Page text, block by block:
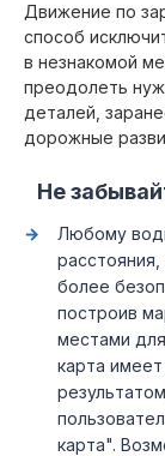
Движение по
способ
в незнакомой
преодолеть
деталей,
дорожные
Не
Любому
более
построив
местами
карта
карта".